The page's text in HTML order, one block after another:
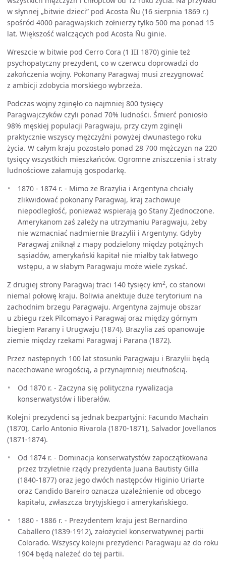
w słynnej „bitwie dzieci” pod Acosta Ñu (16 sierpnia 1869 r.)
spośród 4000 paragwajskich żołnierzy tylko 500 ma ponad 15
lat. Większość walczących pod Acosta Ñu ginie.
Wreszcie w bitwie pod Cerro Cora (1 III 1870) ginie też
psychopatyczny prezydent, co w czerwcu doprowadzi do
zakończenia wojny. Pokonany Paragwaj musi zrezygnować
z ambicji zdobycia morskiego wybrzeża.
Podczas wojny zginęło co najmniej 800 tysięcy
Paragwajczyków czyli ponad 70% ludności. Śmierć poniosło
98% męskiej populacji Paragwaju, przy czym zginęli
praktycznie wszyscy mężczyźni powyżej dwunastego roku
życia. W całym kraju pozostało ponad 28 700 mężczyzn na 220
tysięcy wszystkich mieszkańców. Ogromne zniszczenia i straty
ludnościowe załamują gospodarkę.
1870 - 1874 r. - Mimo że Brazylia i Argentyna chciały
zlikwidować pokonany Paragwaj, kraj zachowuje
niepodległość, ponieważ wspierają go Stany Zjednoczone.
Amerykanom zaś zależy na utrzymaniu Paragwaju, żeby
nie wzmacniać nadmiernie Brazylii i Argentyny. Gdyby
Paragwaj zniknął z mapy podzielony między potężnych
sąsiadów, amerykański kapitał nie miałby tak łatwego
wstępu, a w słabym Paragwaju może wiele zyskać.
Z drugiej strony Paragwaj traci 140 tysięcy km2, co stanowi
niemal połowę kraju. Boliwia anektuje duże terytorium na
zachodnim brzegu Paragwaju. Argentyna zajmuje obszar
u zbiegu rzek Pilcomayo i Paragwaj oraz między górnym
biegiem Parany i Urugwaju (1874). Brazylia zaś opanowuje
ziemie między rzekami Paragwaj i Parana (1872).
Przez następnych 100 lat stosunki Paragwaju i Brazylii będą
nacechowane wrogością, a przynajmniej nieufnością.
Od 1870 r. - Zaczyna się polityczna rywalizacja
konserwatystów i liberałów.
Kolejni prezydenci są jednak bezpartyjni: Facundo Machain
(1870), Carlo Antonio Rivarola (1870-1871), Salvador Jovellanos
(1871-1874).
Od 1874 r. - Dominacja konserwatystów zapoczątkowana
przez trzyletnie rządy prezydenta Juana Bautisty Gilla
(1840-1877) oraz jego dwóch następców Higinio Uriarte
oraz Candido Bareiro oznacza uzależnienie od obcego
kapitału, zwłaszcza brytyjskiego i amerykańskiego.
1880 - 1886 r. - Prezydentem kraju jest Bernardino
Caballero (1839-1912), założyciel konserwatywnej partii
Colorado. Wszyscy kolejni prezydenci Paragwaju aż do roku
1904 będą należeć do tej partii.